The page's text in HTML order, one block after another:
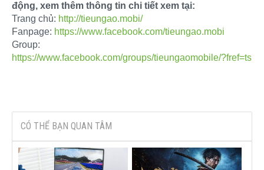
động, xem thêm thông tin chi tiết xem tại:
Trang chủ: http://tieungao.mobi/
Fanpage: https://www.facebook.com/tieungao.mobi
Group:
https://www.facebook.com/groups/tieungaomobile/?fref=ts
CÓ THỂ BẠN QUAN TÂM